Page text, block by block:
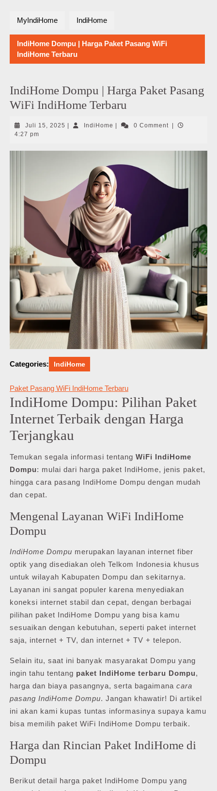
MyIndiHome IndiHome
IndiHome Dompu | Harga Paket Pasang WiFi
IndiHome Terbaru
IndiHome Dompu | Harga Paket Pasang
WiFi IndiHome Terbaru
Juli 15, 2025 Juli
IndiHome IndiHome0 Comment
4:27 pm
Categories: IndiHome
Paket Pasang WiFi IndiHome Terbaru
IndiHome Dompu: Pilihan Paket
Internet Terbaik dengan Harga
Terjangkau
Temukan segala informasi tentang WiFi IndiHome
Dompu: mulai dari harga paket IndiHome, jenis paket,
hingga cara pasang IndiHome Dompu dengan mudah
dan cepat.
Mengenal Layanan WiFi IndiHome
Dompu
IndiHome Dompu merupakan layanan internet fiber
optik yang disediakan oleh Telkom Indonesia khusus
untuk wilayah Kabupaten Dompu dan sekitarnya.
Layanan ini sangat populer karena menyediakan
koneksi internet stabil dan cepat, dengan berbagai
pilihan paket IndiHome Dompu yang bisa kamu
sesuaikan dengan kebutuhan, seperti paket internet
saja, internet + TV, dan internet + TV + telepon.
Selain itu, saat ini banyak masyarakat Dompu yang
ingin tahu tentang paket IndiHome terbaru Dompu,
harga dan biaya pasangnya, serta bagaimana cara
pasang IndiHome Dompu. Jangan khawatir! Di artikel
ini akan kami kupas tuntas informasinya supaya kamu
bisa memilih paket WiFi IndiHome Dompu terbaik.
Harga dan Rincian Paket IndiHome di
Dompu
Berikut detail harga paket IndiHome Dompu yang